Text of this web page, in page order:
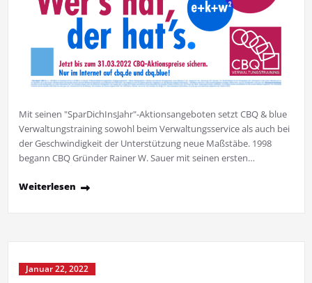
Mit seinen "SparDichInsJahr"-Aktionsangeboten setzt CBQ & blue
Verwaltungstraining sowohl beim Verwaltungsservice als auch bei
der Geschwindigkeit der Unterstützung neue Maßstäbe. 1998
begann CBQ Gründer Rainer W. Sauer mit seinen ersten…
Weiterlesen
Januar 22, 2022